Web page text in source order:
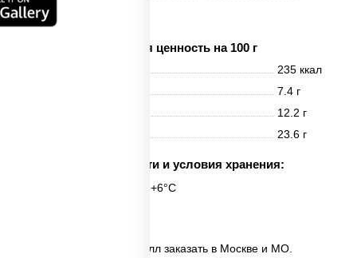
сухари панировочные
Пищевая ценность на 100 г
235 ккал
7.4 г
12.2 г
23.6 г
Срок годности и условия хранения:
6 часов при t° от +2°C до +6°C
✅ Домашний темпура ролл заказать в Москве и МО.